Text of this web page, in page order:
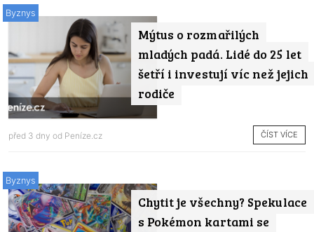
Mýtus o rozmařilých
mladých padá. Lidé do 25 let
šetří i investují víc než jejich
rodiče
Byznys
před 3 dny od Peníze.cz ČÍST VÍCE
Chytit je všechny? Spekulace
s Pokémon kartami se
Byznys